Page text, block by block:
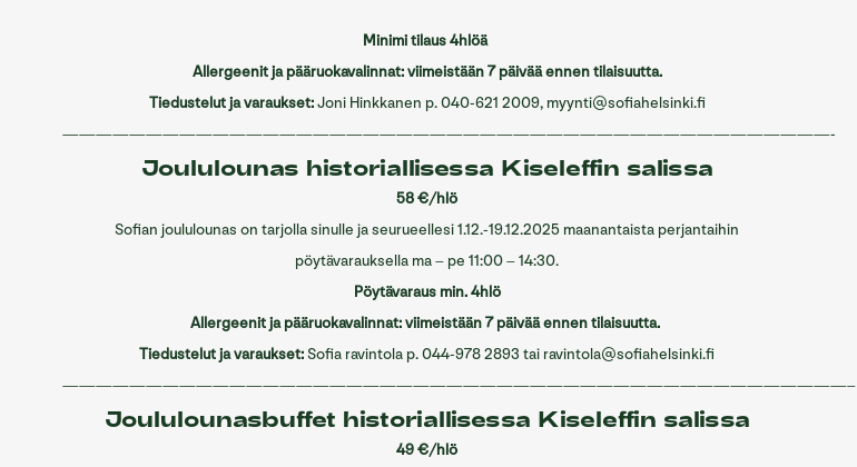
Minimi tilaus 4hlöä
Allergeenit ja pääruokavalinnat: viimeistään 7 päivää ennen tilaisuutta.
Tiedustelut ja varaukset:Joni Hinkkanen p. 040-621 2009, myynti@sofiahelsinki.fi
——————————————————————————————————————————————-
Joululounas historiallisessa Kiseleffin salissa
58 €/hlö
Sofian joululounas on tarjolla sinulle ja seurueellesi 1.12.-19.12.2025 maanantaista perjantaihin
pöytävarauksella ma – pe 11:00 – 14:30.
Pöytävaraus min. 4hlö
Allergeenit ja pääruokavalinnat: viimeistään 7 päivää ennen tilaisuutta.
Tiedustelut ja varaukset:Sofia ravintola p. 044-978 2893 tai ravintola@sofiahelsinki.fi
———————————————————————————————————————————————–
Joululounasbuffet historiallisessa Kiseleffin salissa
49 €/hlö